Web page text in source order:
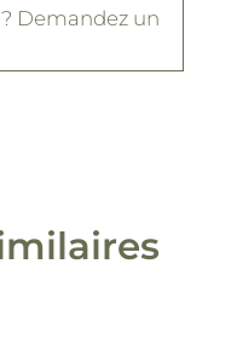
Demandez un